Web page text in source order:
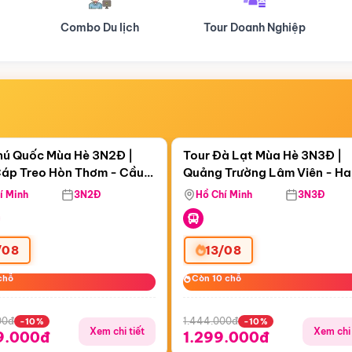
Tour Doanh Nghiệp Du lịch Hành Hương
03:09:22
Treo Hòn Thơm
Quốc Mùa Hè 3N2Đ |
Treo Hòn Thơm - Cầu
Viên Nước Aquatopia
Minh 3N2Đ
-10%
Xem chi tiết
Còn05 ngày 03:09:22
Tour Đà Lạt Mùa Hè 3N3Đ |
Quảng Trường Lâm Viên -
Hill - Puppy Farm
Hồ Chí Minh 3N3Đ
13/08
Còn 10 chỗ
Còn 10 chỗ
1.444.000đ -10%
1.299.000đ Xem